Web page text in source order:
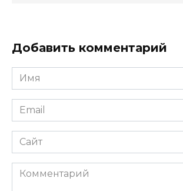
Добавить комментарий
Имя
Email
Сайт
Комментарий